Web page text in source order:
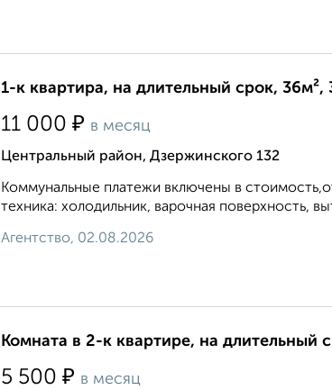
1-к квартира, на длительный срок, 36м²,
11 000 ₽ в месяц
Центральный район, Дзержинского 132
Коммунальные платежи включены в
техника: холодильник, варочная поверхность,
Агентство, 02.08.2026
Комната в 2-к квартире, на длительный
5 500 ₽ в месяц